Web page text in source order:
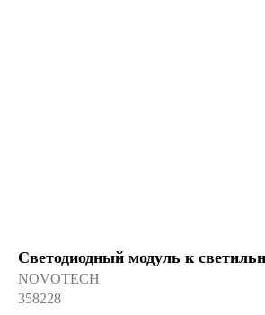
Светодиодный модуль к
NOVOTECH
358228